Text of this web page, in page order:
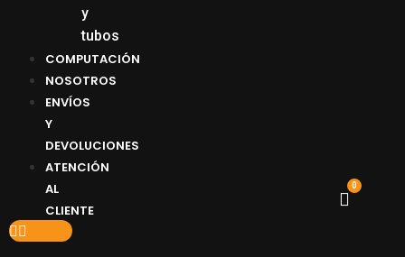
y
tubos
COMPUTACIÓN
NOSOTROS
ENVÍOS
Y
DEVOLUCIONES
ATENCIÓN
AL
CLIENTE
0